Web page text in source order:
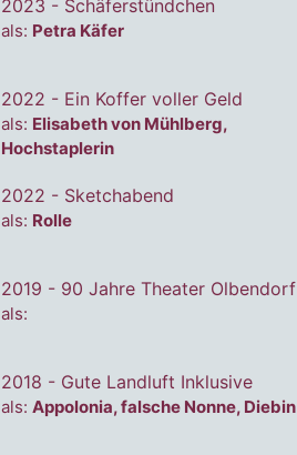
2023 - Schäferstündchen
als: Petra Käfer
2022 - Ein Koffer voller Geld
als: Elisabeth von Mühlberg,
Hochstaplerin
2022 - Sketchabend
als: Rolle
2019 - 90 Jahre Theater Olbendorf
als:
2018 - Gute Landluft Inklusive
als: Appolonia, falsche Nonne, Diebin